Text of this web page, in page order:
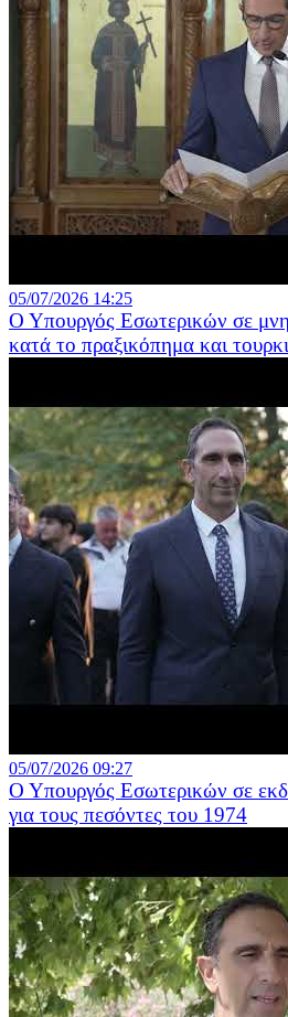
05/07/2026 14:25
Ο Υπουργός Εσωτερικών σε
κατά το πραξικόπημα και
05/07/2026 09:27
Ο Υπουργός Εσωτερικών σε
για τους πεσόντες του 1974